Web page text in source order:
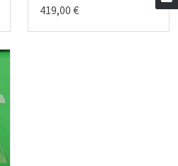
419,00 €